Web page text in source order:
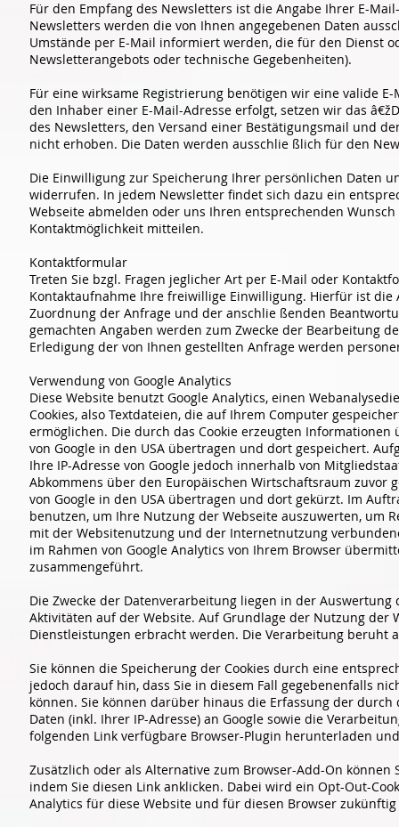
Für den Empfang des Newsletters ist die Angabe Ihrer E-
Newsletters werden die von Ihnen angegebenen Daten
Umstände per E-Mail informiert werden, die für den Dienst
Newsletterangebots oder technische Gegebenheiten).
Für eine wirksame Registrierung benötigen wir eine valide
den Inhaber einer E-Mail-Adresse erfolgt, setzen wir das
des Newsletters, den Versand einer Bestätigungsmail und
nicht erhoben. Die Daten werden ausschlie ßlich für den
Die Einwilligung zur Speicherung Ihrer persönlichen Daten
widerrufen. In jedem Newsletter findet sich dazu ein
Webseite abmelden oder uns Ihren entsprechenden
Kontaktmöglichkeit mitteilen.
Kontaktformular
Treten Sie bzgl. Fragen jeglicher Art per E-Mail oder
Kontaktaufnahme Ihre freiwillige Einwilligung. Hierfür ist
Zuordnung der Anfrage und der anschlie ßenden
gemachten Angaben werden zum Zwecke der Bearbeitung
Erledigung der von Ihnen gestellten Anfrage werden
Verwendung von Google Analytics
Diese Website benutzt Google Analytics, einen
Cookies, also Textdateien, die auf Ihrem Computer
ermöglichen. Die durch das Cookie erzeugten
von Google in den USA übertragen und dort gespeichert.
Ihre IP-Adresse von Google jedoch innerhalb von
Abkommens über den Europäischen Wirtschaftsraum zuvor
von Google in den USA übertragen und dort gekürzt. Im
benutzen, um Ihre Nutzung der Webseite auszuwerten, um
mit der Websitenutzung und der Internetnutzung
im Rahmen von Google Analytics von Ihrem Browser
zusammengeführt.
Die Zwecke der Datenverarbeitung liegen in der
Aktivitäten auf der Website. Auf Grundlage der Nutzung
Dienstleistungen erbracht werden. Die Verarbeitung
Sie können die Speicherung der Cookies durch eine
jedoch darauf hin, dass Sie in diesem Fall gegebenenfalls
können. Sie können darüber hinaus die Erfassung der
Daten (inkl. Ihrer IP-Adresse) an Google sowie die
folgenden Link verfügbare Browser-Plugin herunterladen
Zusätzlich oder als Alternative zum Browser-Add-On
indem Sie diesen Link anklicken. Dabei wird ein Opt-Out-
Analytics für diese Website und für diesen Browser